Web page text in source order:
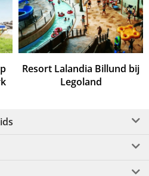
Resort Lalandia Billund bij
Legoland